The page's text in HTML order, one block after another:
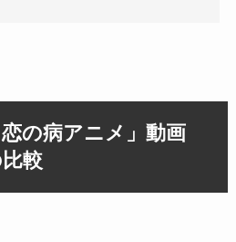
恋の病アニメ」動画
較